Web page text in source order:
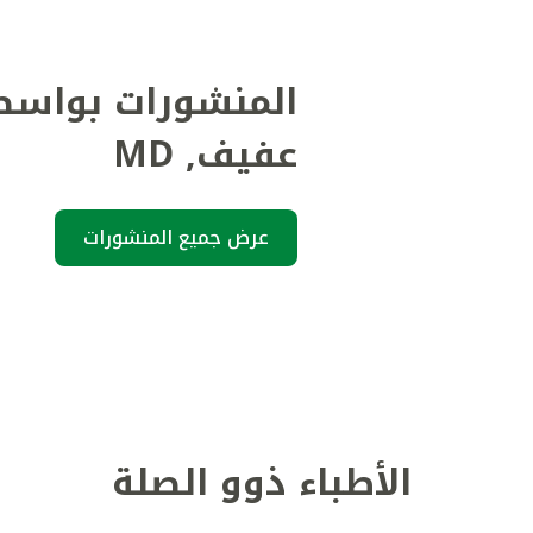
المنشورات
عفيف,
MD
عرض جميع المنشورات
الأطباء ذوو الصلة